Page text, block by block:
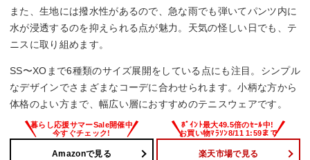
また、生地には撥水性があるので、急な雨でも弾いてパンツ内に
水が浸透するのを抑えられる点が魅力。天気の怪しい日でも、テ
ニスに取り組めます。
SS〜XOまで6種類のサイズ展開をしている点にも注目。シンプル
なデザインでさまざまなコーデに合わせられます。小柄な方から
体格のよい方まで、幅広い層におすすめのテニスウェアです。
Amazonで見る 楽天市場で見る